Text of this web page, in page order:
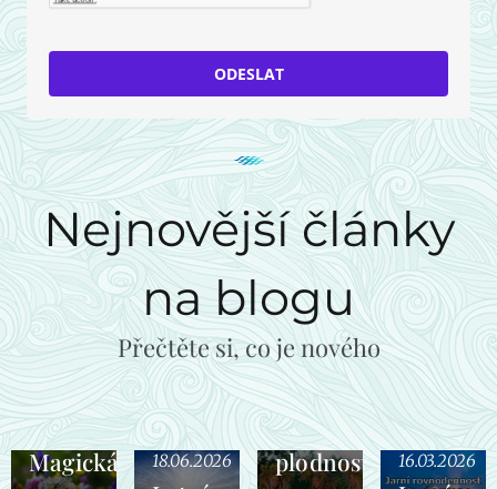
ODESLAT
Nejnovější články
na blogu
Přečtěte si, co je nového
18.06.2026
Magická
18.06.2026
30.04.2026
Beltaine
svátek
plodnosti
16.03.2026